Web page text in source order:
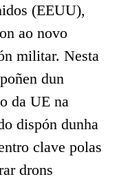
(EEUU),
ao novo
militar. Nesta
dun
da UE na
dispón dunha
clave polas
drons